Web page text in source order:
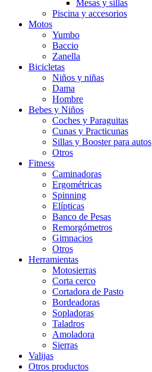
Mesas y sillas
Piscina y accesorios
Motos
Yumbo
Baccio
Zanella
Bicicletas
Niños y niñas
Dama
Hombre
Bebes y Niños
Coches y Paraguitas
Cunas y Practicunas
Sillas y Booster para autos
Otros
Fitness
Caminadoras
Ergométricas
Spinning
Elípticas
Banco de Pesas
Remorgómetros
Gimnacios
Otros
Herramientas
Motosierras
Corta cerco
Cortadora de Pasto
Bordeadoras
Sopladoras
Taladros
Amoladora
Sierras
Valijas
Otros productos